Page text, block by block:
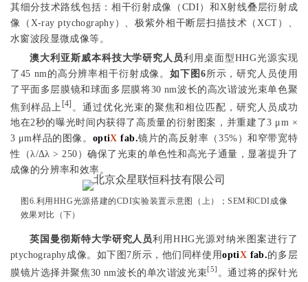
其细分技术路线包括：相干衍射成像（CDI）和X射线叠层衍射成
像（X-ray ptychography）、极紫外相干断层扫描技术（XCT）、
水窗波段显微成像等。
澳大利亚斯威本科技大学研究人员利用桌面型HHG光源实现
了45 nm的高分辨率相干衍射成像。如下图6所示，研究人员使用
了平面多层膜镜和球面多层膜将30 nm波长的高次谐波光束单色聚
焦到样品上 [4] 。通过优化光束的聚焦和相位匹配，研究人员成功
地在2秒的曝光时间内获得了高质量的衍射图案，并重建了3 μm ×
3 μm样品的图像。 optiX fab.镜片的高反射率（35%）和窄带宽特
性（λ/Δλ > 250）确保了光束的单色性和高光子通量，显著提升了
成像的分辨率和效率。
图6.利用HHG光源搭建的CDI实验装置示意图（上）；SEM和CDI成像
效果对比（下）
英国曼彻斯特大学研究人员利用HHG光源对纳米图案进行了
ptychography成像。如下图7所示，他们同样使用optiX fab.的多层
膜镜片选择并聚焦30 nm波长的单次谐波光束[5] 。通过将的探针光